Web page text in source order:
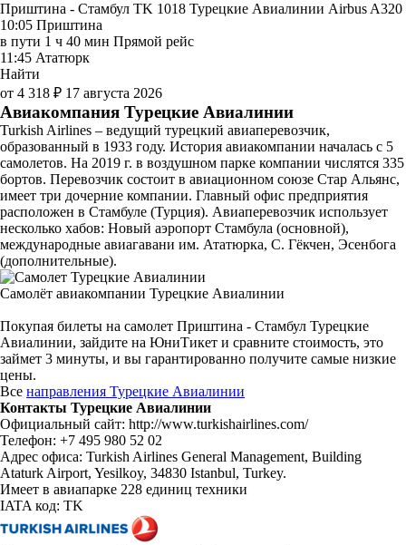
Приштина - Стамбул TK 1018 Турецкие Авиалинии Airbus A320
10:05 Приштина
в пути 1 ч 40 мин Прямой рейс
11:45 Ататюрк
Найти
от 4 318 ₽ 17 августа 2026
Авиакомпания Турецкие Авиалинии
Turkish Airlines – ведущий турецкий авиаперевозчик,
образованный в 1933 году. История авиакомпании началась с 5
самолетов. На 2019 г. в воздушном парке компании числятся 335
бортов. Перевозчик состоит в авиационном союзе Стар Альянс,
имеет три дочерние компании. Главный офис предприятия
расположен в Стамбуле (Турция). Авиаперевозчик использует
несколько хабов: Новый аэропорт Стамбула (основной),
международные авиагавани им. Ататюрка, С. Гёкчен, Эсенбога
(дополнительные).
Самолёт авиакомпании Турецкие Авиалинии
Покупая билеты на самолет Приштина - Стамбул Турецкие
Авиалинии, зайдите на ЮниТикет и сравните стоимость, это
займет 3 минуты, и вы гарантированно получите самые низкие
цены.
Все направления Турецкие Авиалинии
Контакты Турецкие Авиалинии
Официальный сайт: http://www.turkishairlines.com/
Телефон: +7 495 980 52 02
Адрес офиса: Turkish Airlines General Management, Building
Ataturk Airport, Yesilkoy, 34830 Istanbul, Turkey.
Имеет в авиапарке 228 единиц техники
IATA код: TK